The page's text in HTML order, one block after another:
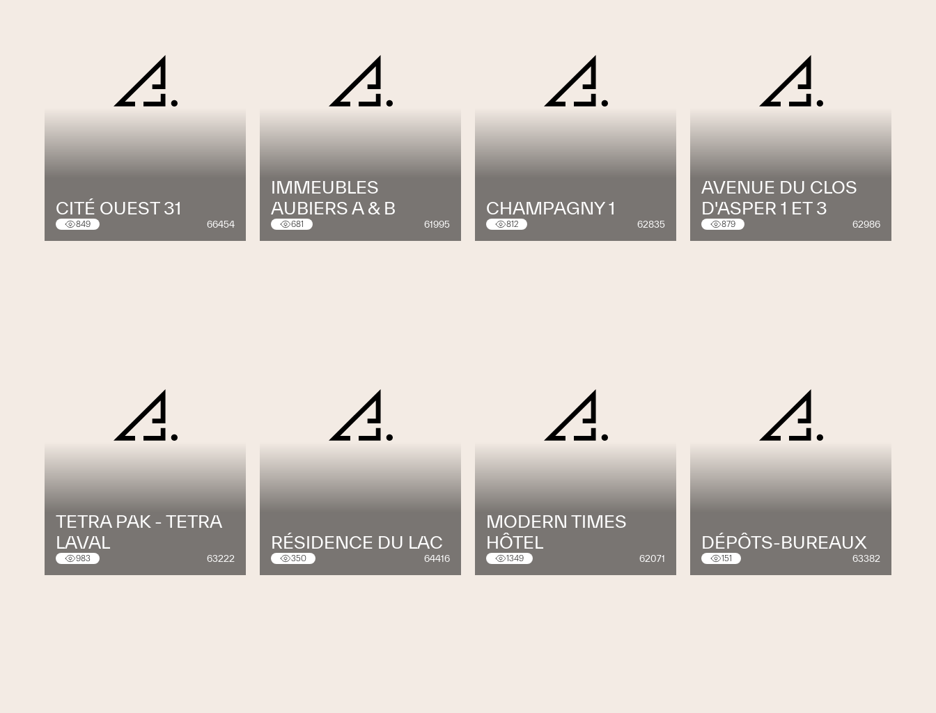
CITÉ OUEST 31
849 66454
IMMEUBLES
AUBIERS A & B
681 61995
CHAMPAGNY 1
812 62835
AVENUE DU CLOS
D'ASPER 1 ET 3
879 62986
TETRA PAK - TETRA
LAVAL
983 63222
RÉSIDENCE DU LAC
350 64416
MODERN TIMES
HÔTEL
1349 62071
DÉPÔTS-BUREAUX
151 63382